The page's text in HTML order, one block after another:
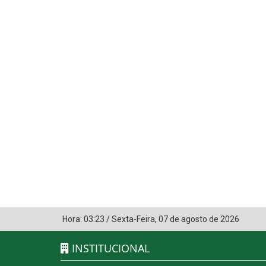
Hora: 03:23 /Sexta-Feira, 07 de agosto de 2026
INSTITUCIONAL